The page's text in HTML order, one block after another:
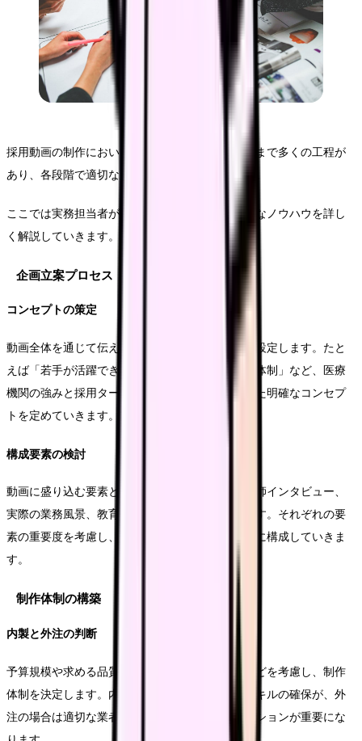
採用動画の制作においては、企画から撮影、編集まで多くの工程が
あり、各段階で適切な判断と実施が求められます。
ここでは実務担当者が具体的に活用できる実践的なノウハウを詳し
く解説していきます。
企画立案プロセス
コンセプトの策定
動画全体を通じて伝えたい中心的なメッセージを設定します。たと
えば「若手が活躍できる環境」や「充実した教育体制」など、医療
機関の強みと採用ターゲットのニーズを結びつけた明確なコンセプ
トを定めていきます。
構成要素の検討
動画に盛り込む要素として、施設紹介、先輩看護師インタビュー、
実際の業務風景、教育研修の様子などを検討します。それぞれの要
素の重要度を考慮し、限られた時間の中で効果的に構成していきま
す。
制作体制の構築
内製と外注の判断
予算規模や求める品質、継続的な更新の必要性などを考慮し、制作
体制を決定します。内製の場合は必要な機材とスキルの確保が、外
注の場合は適切な業者選定と緊密なコミュニケーションが重要にな